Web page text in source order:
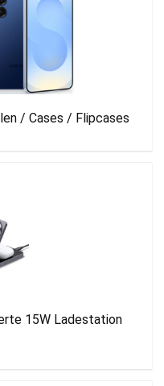
/ Cases / Flipcases
15W Ladestation